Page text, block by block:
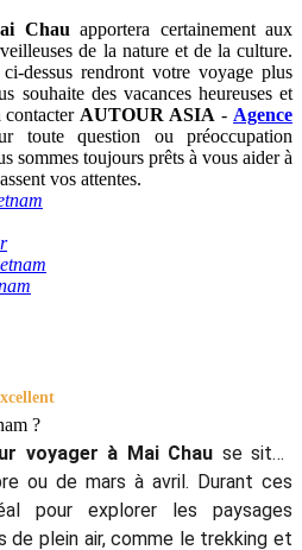
Chau apportera certainement aux
de la nature et de la culture.
dessus rendront votre voyage plus
souhaite des vacances heureuses et
AUTOUR ASIA - Agence
toute question ou préoccupation
sommes toujours prêts à vous aider à
vos attentes.
?
voyager à Mai Chau se situe
ou de mars à avril. Durant ces
pour explorer les paysages
plein air, comme le trekking et